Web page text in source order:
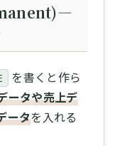
を書くと作ら
ータや売上デ
ータを入れる